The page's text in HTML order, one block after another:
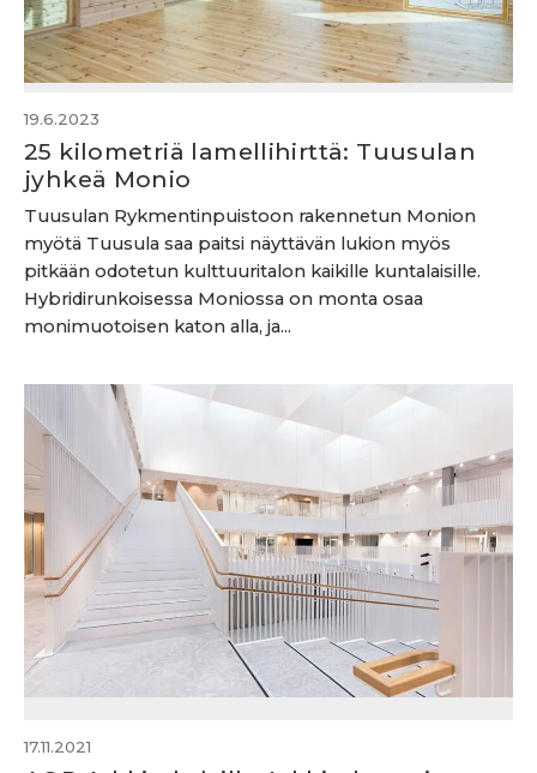
19.6.2023
25 kilometriä lamellihirttä: Tuusulan
jyhkeä Monio
Tuusulan Rykmentinpuistoon rakennetun Monion
myötä Tuusula saa paitsi näyttävän lukion myös
pitkään odotetun kulttuuritalon kaikille kuntalaisille.
Hybridirunkoisessa Moniossa on monta osaa
monimuotoisen katon alla, ja...
17.11.2021